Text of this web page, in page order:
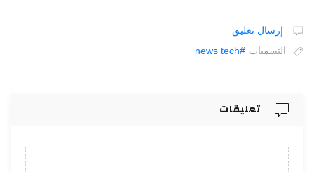
إرسال تعليق
التسميات #‎news ‎tech
تعليقات